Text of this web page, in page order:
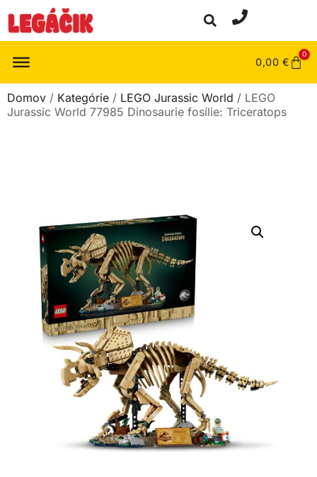
0,00 €
0
Domov / Kategórie / LEGO Jurassic World / LEGO
Jurassic World 77985 Dinosaurie fosílie: Triceratops